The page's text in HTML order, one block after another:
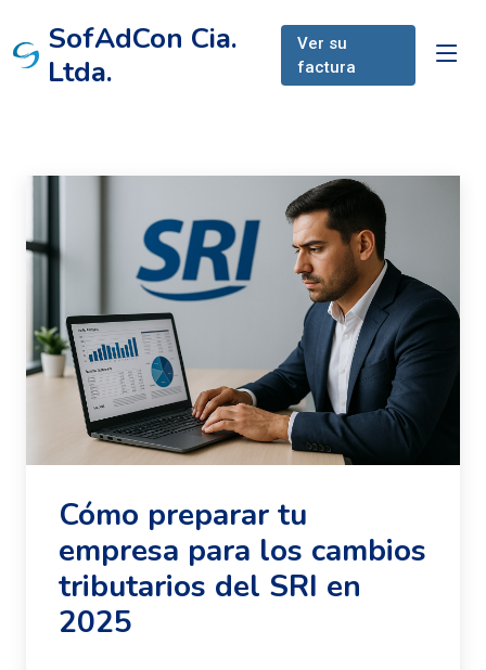
SofAdCon Cia.
Ltda.
Ver su
factura
Cómo preparar tu
empresa para los cambios
tributarios del SRI en
2025